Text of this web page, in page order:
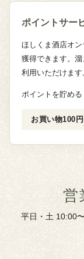
ポイントサー
ほしくま酒店オ
獲得できます。
利用いただけます
ポイントを貯め
お買い物100
営
平日・土 10:00